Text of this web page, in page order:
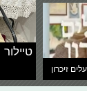
זיכרון